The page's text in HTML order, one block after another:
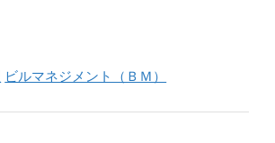
ビルマネジメント（ＢＭ）